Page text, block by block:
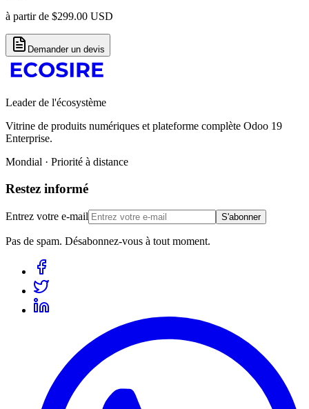
à partir de $299.00 USD
Demander un devis
Leader de l'écosystème
Vitrine de produits numériques et plateforme complète Odoo 19
Enterprise.
Mondial · Priorité à distance
Restez informé
Entrez votre e-mail S'abonner
Pas de spam. Désabonnez-vous à tout moment.